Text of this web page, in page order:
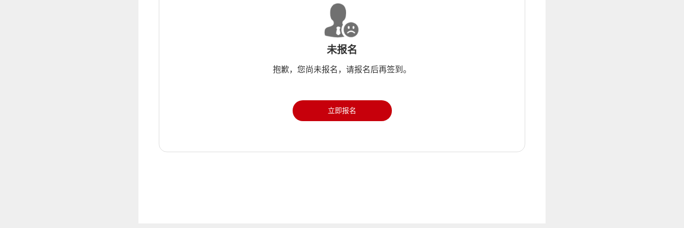
未报名
抱歉，您尚未报名，请报名后再签到。
立即报名